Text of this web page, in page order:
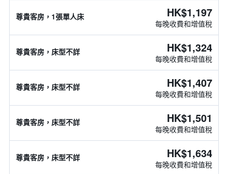
尊貴客房，1張單人床 HK$1,197
每晚收費和增值稅
尊貴客房，床型不詳 HK$1,324
每晚收費和增值稅
尊貴客房，床型不詳 HK$1,407
每晚收費和增值稅
尊貴客房，床型不詳 HK$1,501
每晚收費和增值稅
尊貴客房，床型不詳 HK$1,634
每晚收費和增值稅